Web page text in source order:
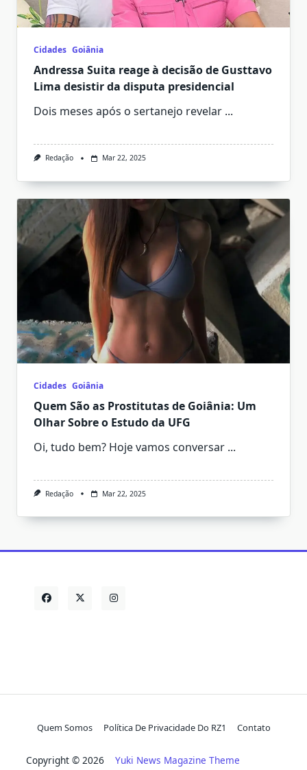
Cidades Goiânia
Andressa Suita reage à decisão de Gusttavo
Lima desistir da disputa presidencial
Dois meses após o sertanejo revelar ...
Redação Mar 22, 2025
Cidades Goiânia
Quem São as Prostitutas de Goiânia: Um
Olhar Sobre o Estudo da UFG
Oi, tudo bem? Hoje vamos conversar ...
Redação Mar 22, 2025
Quem Somos Política De Privacidade Do RZ1 Contato
Copyright © 2026 Yuki News Magazine Theme